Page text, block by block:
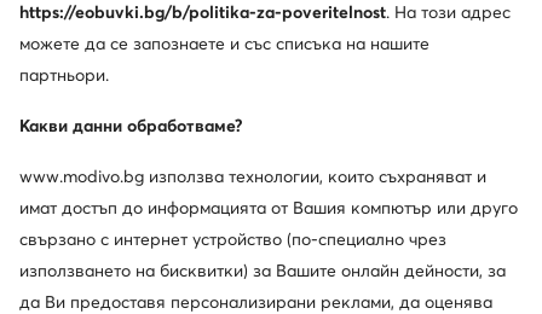
Go Soft
61,35
Eva Minge
Боти · Черен · 8.5 cm
https://eobuvki.bg/b/politika-za-poveritelnost. На този адрес
можете да се запознаете и със списъка на нашите
партньори.
Какви данни обработваме?
www.modivo.bg използва технологии, които съхраняват и
имат достъп до информацията от Вашия компютър или друго
свързано с интернет устройство (по-специално чрез
използването на бисквитки) за Вашите онлайн дейности, за
да Ви предоставя персонализирани реклами, да оценява